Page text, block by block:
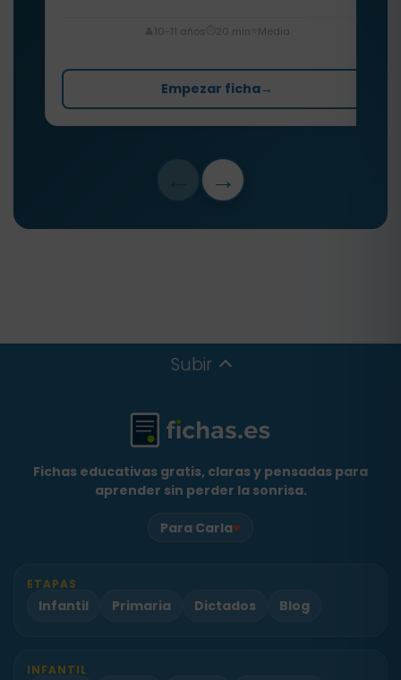
10-11 años 20 min Media
Empezar ficha→
→
Subir
Fichas educativas gratis, claras y pensadas para
aprender sin perder la sonrisa.
Para Carla♥
ETAPAS
Infantil Primaria Dictados Blog
INFANTIL